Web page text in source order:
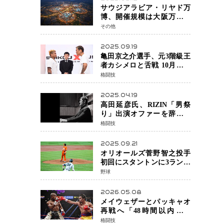
サウジアラビア・リヤド万
博、開催規模は大阪万博の
約4倍！2030年に開幕予定
その他
2025.09.19
亀田京之介選手、元3階級王
者カシメロと舌戦 10月対戦
格闘技
2025.04.19
高田延彦氏、RIZIN「男祭
り」出演オファーを辞退
統括本部長時代の役目「す
でに終えています」と明言
格闘技
2025.09.21
オリオールズ菅野智之投手
初回にスタントンに3ラン被
弾 3回6安打4失点で降板
野球
2026.05.08
メイウェザーとパッキャオ
再戦へ「48時間以内に決
着」公式戦かエキシビショ
格闘技